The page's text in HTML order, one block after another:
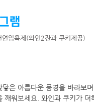
램
입욕제(와인2잔과 쿠키제공)
닿은 아름다운 풍경을 바라보
깨워보세요. 와인과 쿠키가 더